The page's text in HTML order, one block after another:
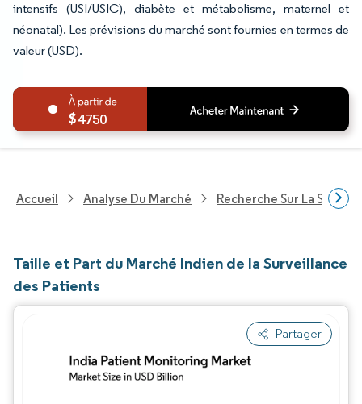
intensifs (USI/USIC), diabète et métabolisme, maternel et
néonatal). Les prévisions du marché sont fournies en termes de
valeur (USD).
4750
Accueil Analyse Du Marché Recherche Sur La Santé
Taille et Part du Marché Indien de la Surveillance
des Patients
Partager